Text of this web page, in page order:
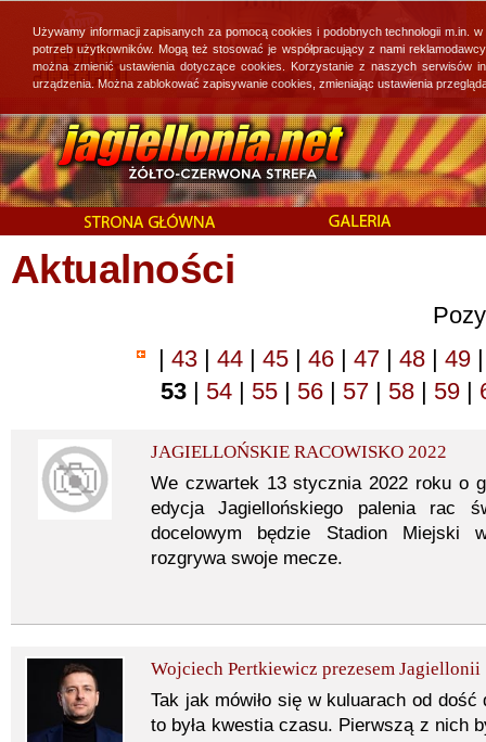
Aktualności
| 43 | 44 | 45 | 46 | 47 | 48 | 49 |
53 | 54 | 55 | 56 | 57 | 58 | 59 |
JAGIELLOŃSKIE RACOWISKO 2022
We czwartek 13 stycznia 2022 roku o
edycja Jagiellońskiego palenia rac
docelowym będzie Stadion Miejski
rozgrywa swoje mecze.
Wojciech Pertkiewicz prezesem Jagiellonii
Tak jak mówiło się w kuluarach od
to była kwestia czasu. Pierwszą z nich
Używamy informacji zapisanych za pomocą cookies i podobnych technologii
potrzeb użytkowników. Mogą też stosować je współpracujący z nami
można zmienić ustawienia dotyczące cookies. Korzystanie z naszych
urządzenia. Można zablokować zapisywanie cookies, zmieniając ustawienia